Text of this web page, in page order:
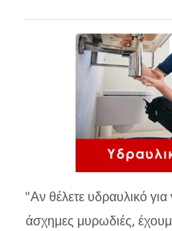
"Αν θέλετε υδραυλικό για
άσχημες μυρωδιές,